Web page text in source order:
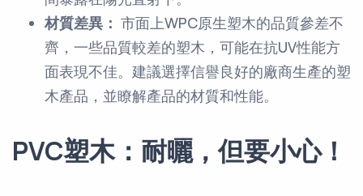
材質差異： 市面上WPC原生塑木的品質參差不
齊，一些品質較差的塑木，可能在抗UV性能方
面表現不佳。建議選擇信譽良好的廠商生產的塑
木產品，並瞭解產品的材質和性能。
PVC塑木：耐曬，但要小心！